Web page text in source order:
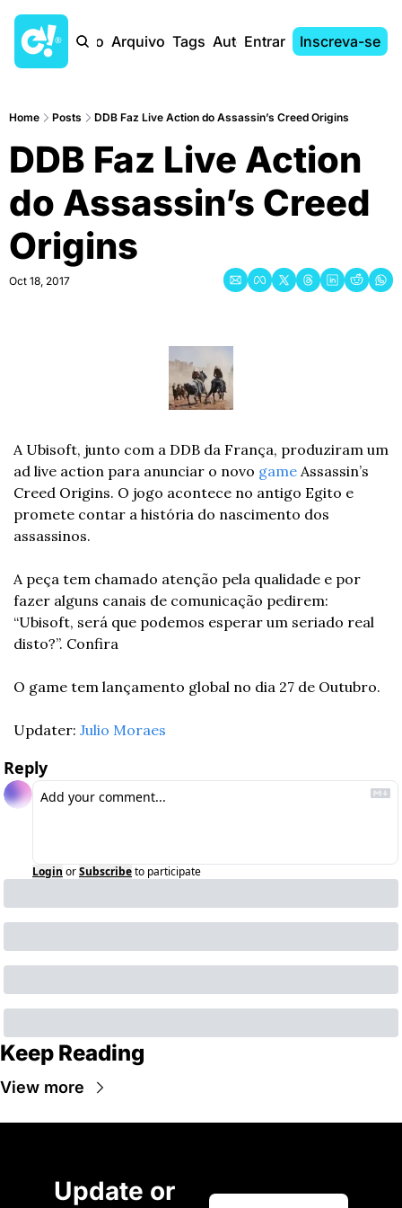
Início Arquivo Tags AutoresEntrar Inscreva-se
Home Posts DDB Faz Live Action do Assassin’s Creed Origins
DDB Faz Live Action
do Assassin’s Creed
Origins
Oct 18, 2017
A Ubisoft, junto com a DDB da França, produziram um
ad live action para anunciar o novo game Assassin’s
Creed Origins. O jogo acontece no antigo Egito e
promete contar a história do nascimento dos
assassinos.
A peça tem chamado atenção pela qualidade e por
fazer alguns canais de comunicação pedirem:
“Ubisoft, será que podemos esperar um seriado real
disto?”. Confira
O game tem lançamento global no dia 27 de Outubro.
Updater: Julio Moraes
Reply
Login orSubscribeto participate
Keep Reading
View more
Update or